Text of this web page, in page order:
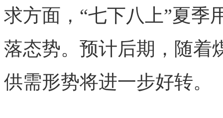
求方面，“七下八上”夏季
落态势。预计后期，随着
供需形势将进一步好转。